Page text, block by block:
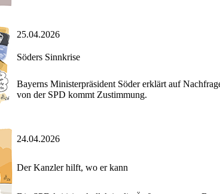
25.04.2026
Söders Sinnkrise
Bayerns Ministerpräsident Söder erklärt auf
von der SPD kommt Zustimmung.
24.04.2026
Der Kanzler hilft, wo er kann